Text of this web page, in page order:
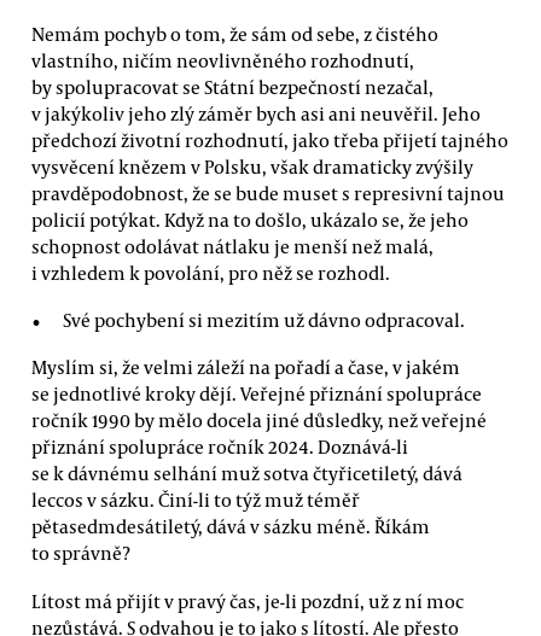
Nemám pochyb o tom, že sám od sebe, z čistého
vlastního, ničím neovlivněného rozhodnutí,
by spolupracovat se Státní bezpečností nezačal,
v jakýkoliv jeho zlý záměr bych asi ani neuvěřil. Jeho
předchozí životní rozhodnutí, jako třeba přijetí tajného
vysvěcení knězem v Polsku, však dramaticky zvýšily
pravděpodobnost, že se bude muset s represivní tajnou
policií potýkat. Když na to došlo, ukázalo se, že jeho
schopnost odolávat nátlaku je menší než malá,
i vzhledem k povolání, pro něž se rozhodl.
Své pochybení si mezitím už dávno odpracoval.
Myslím si, že velmi záleží na pořadí a čase, v jakém
se jednotlivé kroky dějí. Veřejné přiznání spolupráce
ročník 1990 by mělo docela jiné důsledky, než veřejné
přiznání spolupráce ročník 2024. Doznává-li
se k dávnému selhání muž sotva čtyřicetiletý, dává
leccos v sázku. Činí-li to týž muž téměř
pětasedmdesátiletý, dává v sázku méně. Říkám
to správně?
Lítost má přijít v pravý čas, je-li pozdní, už z ní moc
nezůstává. S odvahou je to jako s lítostí. Ale přesto